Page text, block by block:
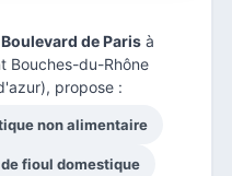
de Paris à
Bouches-du-Rhône
propose :
non alimentaire
fioul domestique